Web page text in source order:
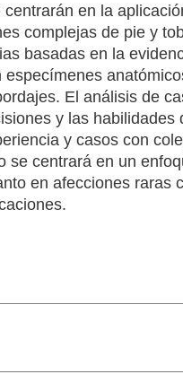
en la
complejas de pie y
basadas en la
El análisis de
y las
y casos con
se centrará en un
en afecciones raras